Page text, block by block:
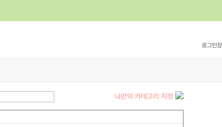
로그인
나만의 카테고리 지정